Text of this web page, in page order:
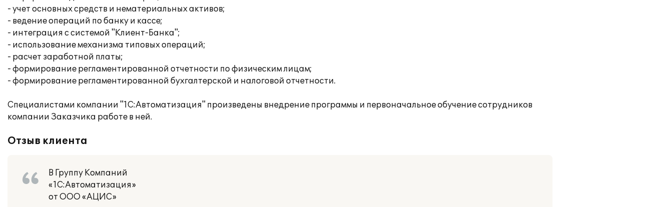
- учет основных средств и нематериальных активов;
- ведение операций по банку и кассе;
- интеграция с системой "Клиент-Банка";
- использование механизма типовых операций;
- расчет заработной платы;
- формирование регламентированной отчетности по физическим лицам;
- формирование регламентированной бухгалтерской и налоговой отчетности.
Специалистами компании "1С:Автоматизация" произведены внедрение программы и первоначальное обучение сотрудников
компании Заказчика работе в ней.
Отзыв клиента
В Группу Компаний
«1С:Автоматизация»
от ООО «АЦИС»